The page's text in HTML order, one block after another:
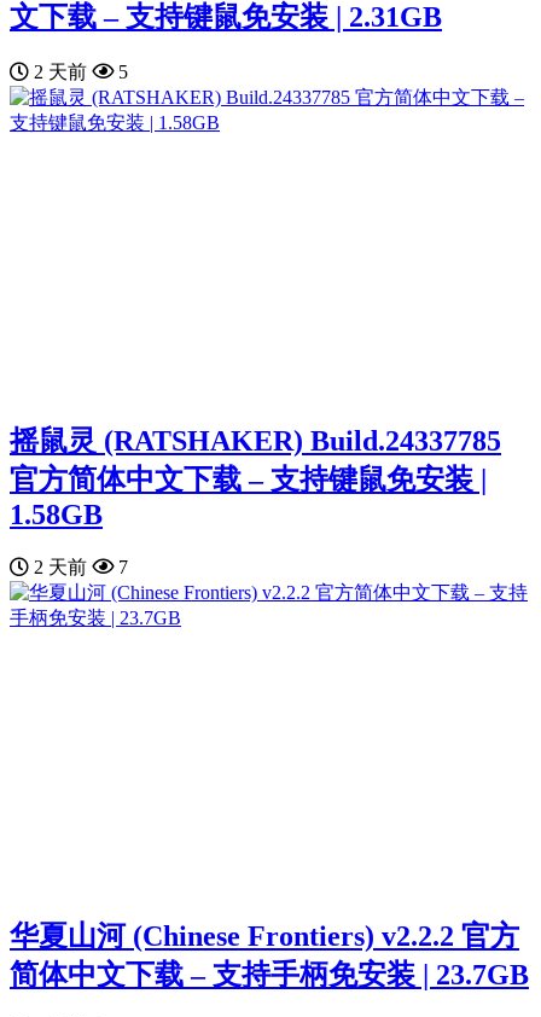
文下载 – 支持键鼠免安装 | 2.31GB
2 天前 5
摇鼠灵 (RATSHAKER) Build.24337785
官方简体中文下载 – 支持键鼠免安装 |
1.58GB
2 天前 7
华夏山河 (Chinese Frontiers) v2.2.2 官方
简体中文下载 – 支持手柄免安装 | 23.7GB